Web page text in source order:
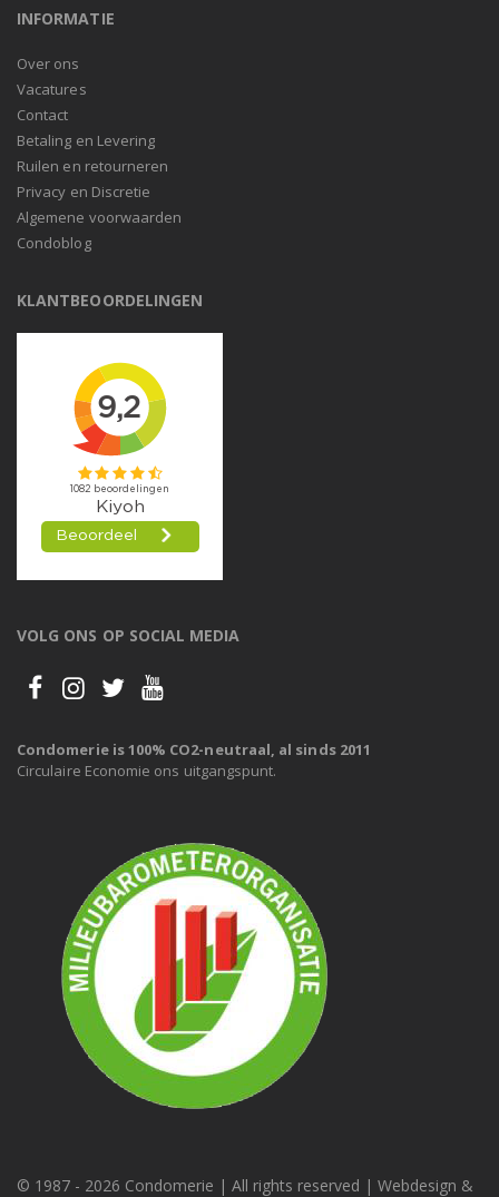
INFORMATIE
Over ons
Vacatures
Contact
Betaling en Levering
Ruilen en retourneren
Privacy en Discretie
Algemene voorwaarden
Condoblog
KLANTBEOORDELINGEN
VOLG ONS OP SOCIAL MEDIA
Condomerie is 100% CO2-neutraal, al sinds 2011
Circulaire Economie ons uitgangspunt.
© 1987 - 2026 Condomerie | All rights reserved | Webdesign &